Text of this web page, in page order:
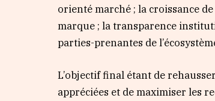
orienté marché ; la croissance
marque ; la transparence
parties-prenantes de
L’objectif final étant de
appréciées et de maximiser les